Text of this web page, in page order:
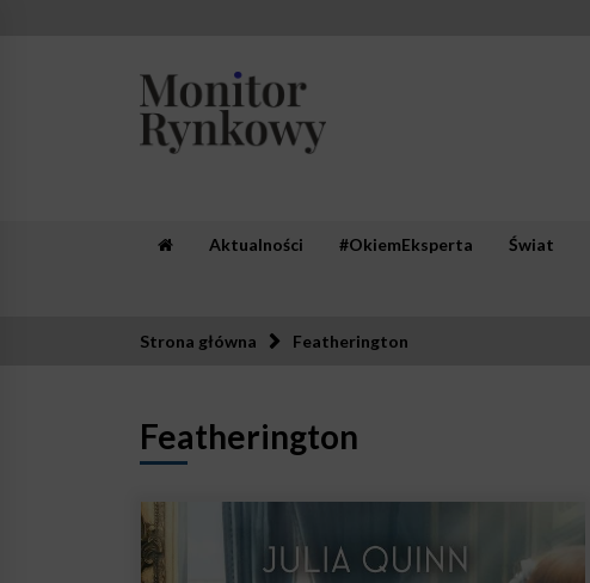
Aktualności #OkiemEksperta Świat
Strona główna Featherington
Featherington